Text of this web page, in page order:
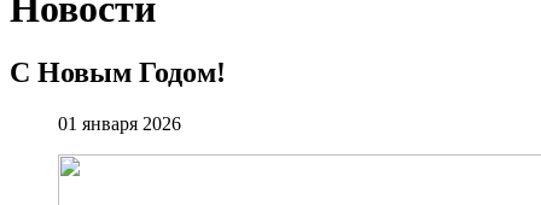
С Новым Годом!
01 января 2026